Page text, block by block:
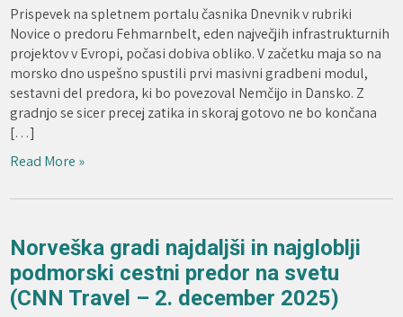
Prispevek na spletnem portalu časnika Dnevnik v rubriki
Novice o predoru Fehmarnbelt, eden največjih infrastrukturnih
projektov v Evropi, počasi dobiva obliko. V začetku maja so na
morsko dno uspešno spustili prvi masivni gradbeni modul,
sestavni del predora, ki bo povezoval Nemčijo in Dansko. Z
gradnjo se sicer precej zatika in skoraj gotovo ne bo končana
[…]
Read More »
Norveška gradi najdaljši in najgloblji
podmorski cestni predor na svetu
(CNN Travel – 2. december 2025)